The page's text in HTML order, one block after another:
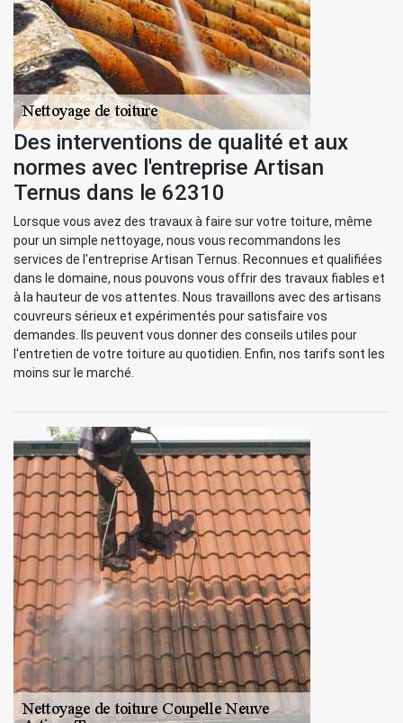
Des interventions de qualité et aux
normes avec l'entreprise Artisan
Ternus dans le 62310
Lorsque vous avez des travaux à faire sur votre toiture, même
pour un simple nettoyage, nous vous recommandons les
services de l'entreprise Artisan Ternus. Reconnues et qualifiées
dans le domaine, nous pouvons vous offrir des travaux fiables et
à la hauteur de vos attentes. Nous travaillons avec des artisans
couvreurs sérieux et expérimentés pour satisfaire vos
demandes. Ils peuvent vous donner des conseils utiles pour
l'entretien de votre toiture au quotidien. Enfin, nos tarifs sont les
moins sur le marché.